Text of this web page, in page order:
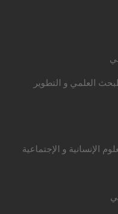
العلمي و التطوير
الإنسانية و الإجتماعية